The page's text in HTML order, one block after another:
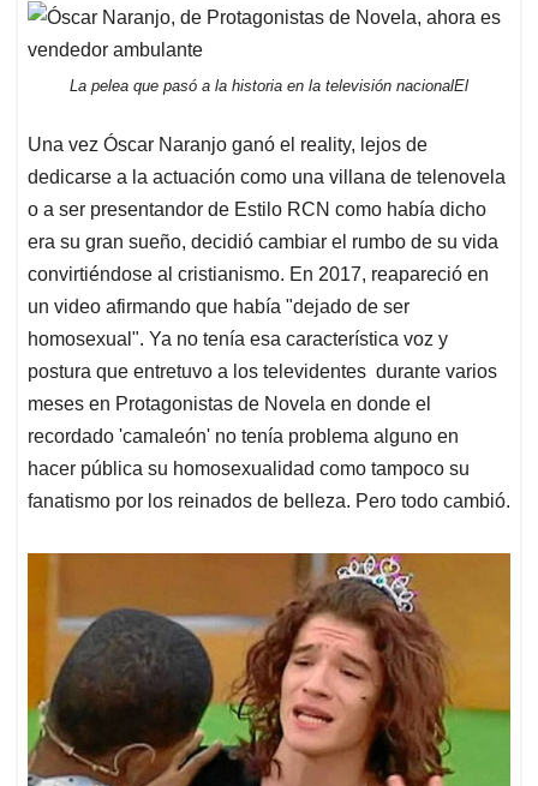
La pelea que pasó a la historia en la televisión nacionalEl
Una vez Óscar Naranjo ganó el reality, lejos de
dedicarse a la actuación como una villana de telenovela
o a ser presentandor de Estilo RCN como había dicho
era su gran sueño, decidió cambiar el rumbo de su vida
convirtiéndose al cristianismo. En 2017, reapareció en
un video afirmando que había "dejado de ser
homosexual". Ya no tenía esa característica voz y
postura que entretuvo a los televidentes durante varios
meses en Protagonistas de Novela en donde el
recordado 'camaleón' no tenía problema alguno en
hacer pública su homosexualidad como tampoco su
fanatismo por los reinados de belleza. Pero todo cambió.